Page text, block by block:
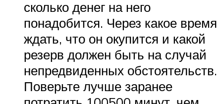
сколько денег на него
понадобится. Через какое время
ждать, что он окупится и какой
резерв должен быть на случай
непредвиденных обстоятельств.
Поверьте лучше заранее